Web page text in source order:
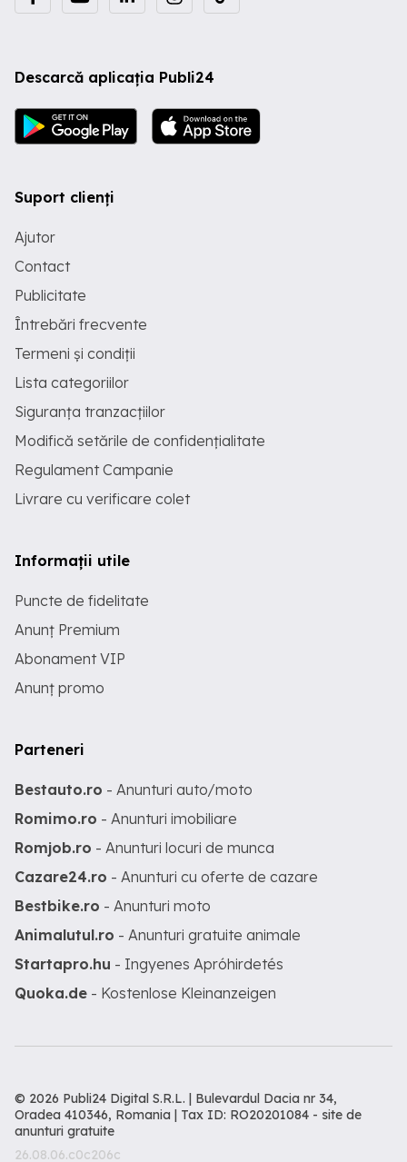
Descarcă aplicația Publi24
Suport clienți
Ajutor
Contact
Publicitate
Întrebări frecvente
Termeni și condiții
Lista categoriilor
Siguranța tranzacțiilor
Modifică setările de confidențialitate
Regulament Campanie
Livrare cu verificare colet
Informații utile
Puncte de fidelitate
Anunț Premium
Abonament VIP
Anunț promo
Parteneri
Bestauto.ro - Anunturi auto/moto
Romimo.ro - Anunturi imobiliare
Romjob.ro - Anunturi locuri de munca
Cazare24.ro - Anunturi cu oferte de cazare
Bestbike.ro - Anunturi moto
Animalutul.ro - Anunturi gratuite animale
Startapro.hu - Ingyenes Apróhirdetés
Quoka.de - Kostenlose Kleinanzeigen
© 2026 Publi24 Digital S.R.L. | Bulevardul Dacia nr 34,
Oradea 410346, Romania | Tax ID: RO20201084 - site de
anunturi gratuite
26.08.06.c0c206c